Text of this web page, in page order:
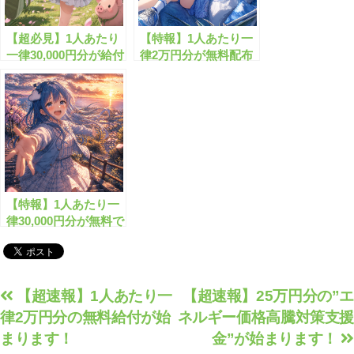
【超必見】1人あたり
一律30,000円分が給付
されます！
【特報】1人あたり一
律2万円分が無料配布
【特報】1人あたり一
律30,000円分が無料で
投
稿
ナ
【超速報】25万円分の”エ
ネルギー価格高騰対策支援
金”が始まります！
【超速報】1人あたり一
律2万円分の無料給付が始
まります！